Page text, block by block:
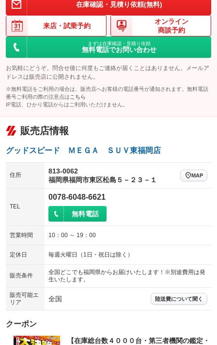
在庫確認・見積り依頼(無料)
来店・ 試乗予約
オンライン
商談予約
まずは在庫確認・見積り依頼
無料電話でお問い合わせ
お気軽にどうぞ。問合せ後に何度もご連絡が届くことはありません。メールア
ドレスは販売店に公開されません。
※無料電話をご利用の場合は、販売店へお客様の電話番号が通知されます。無料電話
番号ご利用の際の注意点は こちら
IP電話、ひかり電話からはご利用いただけません。
販売店情報
グッドスピード ＭＥＧＡ ＳＵＶ東福岡店
住所
813-0062
福岡県福岡市東区松島５－２３－１
MAP
TEL
0078-6048-6621
無料電話
営業時間 10：00 ～ 19：00
定休日 毎週火曜日（1日・祝日は除く）
販売条件
全国どこでも福岡県からお届けいたします！※別途費用は発
生いたします。
販売可能エ
リア
全国 陸送費について聞く
クーポン
【在庫総台数４０００台・第三者機関の鑑定・